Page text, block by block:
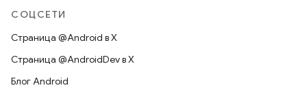
СОЦСЕТИ
Страница @Android в X
Страница @AndroidDev в X
Блог Android